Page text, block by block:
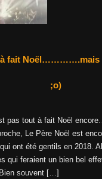
à fait Noël………….mais
;o)
pas tout à fait Noël
Le Père Noël est
ont été gentils en 2018.
qui feraient un bien bel
souvent […]